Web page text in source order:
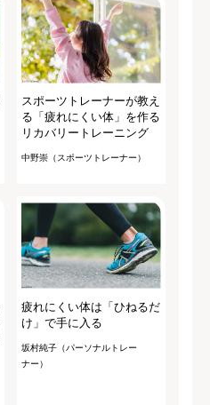
スポーツトレーナーが教え
る「疲れにくい体」を作る
リカバリートレーニング
中野崇（スポーツトレーナー）
疲れにくい体は「ひねるだ
け」で手に入る
坂村純子（パーソナルトレー
ナー）